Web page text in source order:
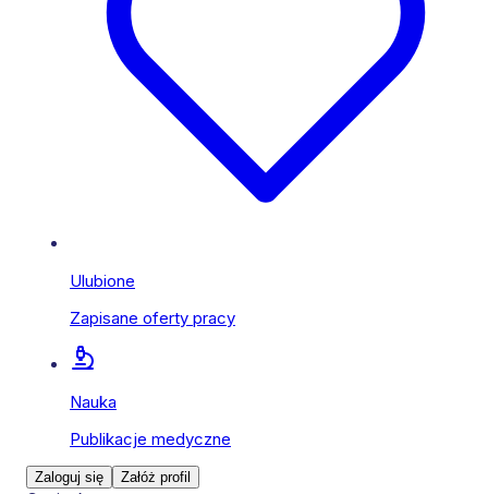
Ulubione
Zapisane oferty pracy
Nauka
Publikacje medyczne
Zaloguj się Załóż profil